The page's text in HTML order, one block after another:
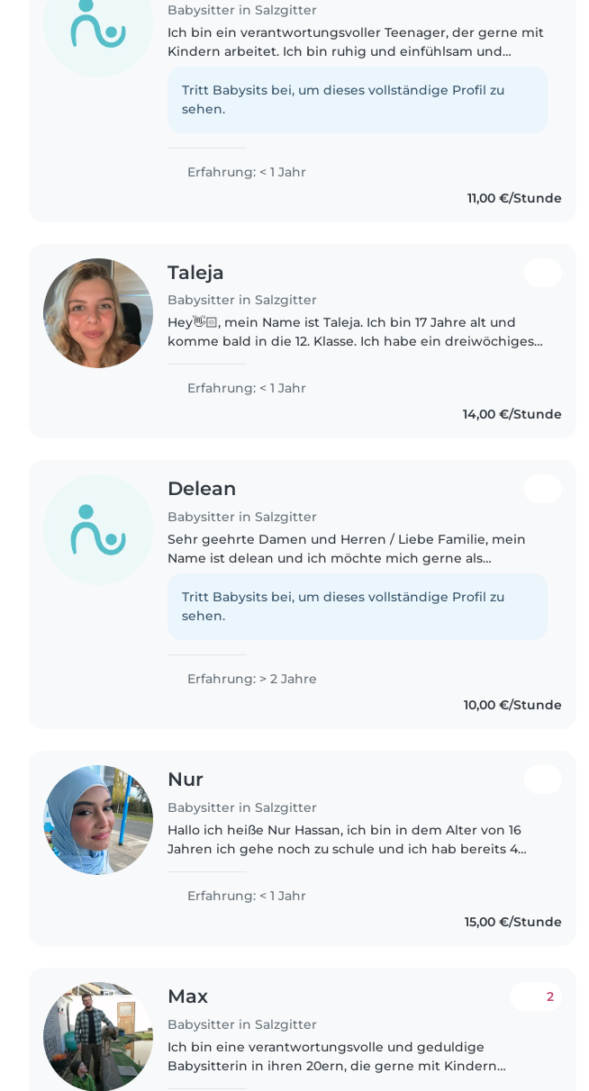
Babysitter in Salzgitter
Ich bin ein verantwortungsvoller Teenager, der gerne mit
Kindern arbeitet. Ich bin ruhig und einfühlsam und
abgeschlossen...
Tritt Babysits bei, um dieses vollständige Profil zu
sehen.
Erfahrung: < 1 Jahr
11,00 €/Stunde
Taleja
Babysitter in Salzgitter
Hey👋🏻, mein Name ist Taleja. Ich bin 17 Jahre alt und
komme bald in die 12. Klasse. Ich habe ein dreiwöchiges
kleine Cousins und..
Erfahrung: < 1 Jahr
14,00 €/Stunde
Delean
Babysitter in Salzgitter
Sehr geehrte Damen und Herren / Liebe Familie, mein
Name ist delean und ich möchte mich gerne als
zur Schule und besuche noch..
Tritt Babysits bei, um dieses vollständige Profil zu
sehen.
Erfahrung: > 2 Jahre
10,00 €/Stunde
Nur
Babysitter in Salzgitter
Hallo ich heiße Nur Hassan, ich bin in dem Alter von 16
Jahren ich gehe noch zu schule und ich hab bereits 4
und Teenagern..
Erfahrung: < 1 Jahr
15,00 €/Stunde
Max
Babysitter in Salzgitter
2
Ich bin eine verantwortungsvolle und geduldige
Babysitterin in ihren 20ern, die gerne mit Kindern